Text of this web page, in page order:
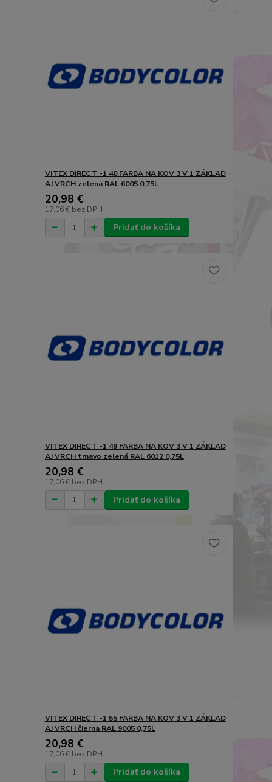
VITEX DIRECT -1 48 FARBA NA KOV 3 V 1 ZÁKLAD
AJ VRCH zelená RAL 6005 0,75L
20,98 €
17,06 € bez DPH
Pridať do košíka
VITEX DIRECT -1 49 FARBA NA KOV 3 V 1 ZÁKLAD
AJ VRCH tmavo zelená RAL 6012 0,75L
20,98 €
17,06 € bez DPH
Pridať do košíka
VITEX DIRECT -1 55 FARBA NA KOV 3 V 1 ZÁKLAD
AJ VRCH čierna RAL 9005 0,75L
20,98 €
17,06 € bez DPH
Pridať do košíka